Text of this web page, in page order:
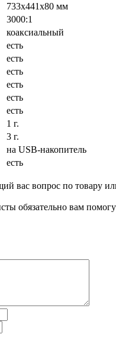
733x441x80 мм
3000:1
коаксиальный
есть
есть
есть
есть
есть
есть
1 г.
3 г.
на USB-накопитель
есть
вас вопрос по товару
обязательно вам